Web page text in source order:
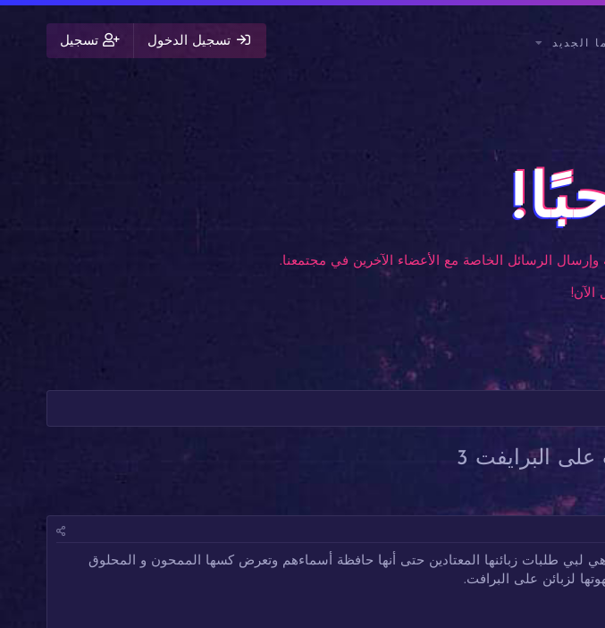
ما الجديد تسجيل الدخول تسجيل
الرسائل الخاصة مع الأعضاء الآخرين في مجتمعنا.
البرايفت 3
طلبات زبائنها المعتادين حتى أنها حافظة أسماءهم وتعرض كسها الممحون و المحلوق
لزبائن على البرافت.